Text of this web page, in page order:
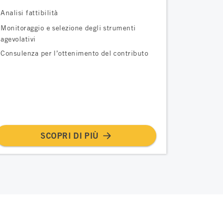
Analisi fattibilità
Monitoraggio e selezione degli strumenti
agevolativi
Consulenza per l’ottenimento del contributo
SCOPRI DI PIÙ